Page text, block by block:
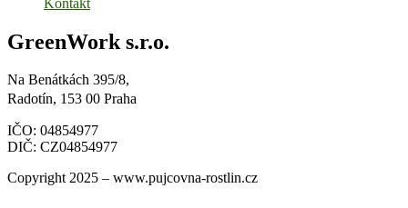
GreenWork s.r.o.
Na Benátkách 395/8,
Radotín, 153 00 Praha
IČO: 04854977
DIČ: CZ04854977
Copyright 2025 – www.pujcovna-rostlin.cz